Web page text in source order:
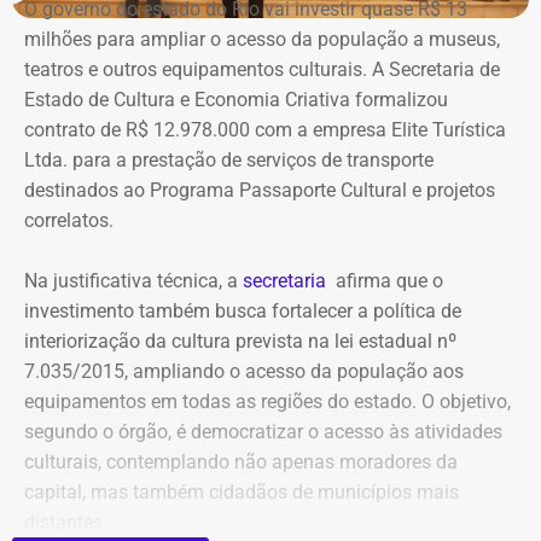
meios de recuperação, contas publicitárias e dados de
pagamento. Com isso, a Meta também seria obrigada a
elaborar uma tabela comparativa, indicando se os perfis
compartilham telefones, dispositivos, endereços de IP,
administradores, contas de anúncios, meios de
pagamento ou gerenciadores de negócios.
impulsionamentos e cita morte de
criança como exemplo de fake news
As 31 publicações relacionadas pela prefeitura tratam de
assuntos diversos. A lista inclui manchetes sobre prisões
na Assembleia Legislativa, supostos acordos políticos,
sucessão municipal, alterações no Fundo Municipal do
O governo do estado do Rio vai investir quase R$ 13
milhões para ampliar o acesso da população a museus,
teatros e outros equipamentos culturais. A Secretaria de
Estado de Cultura e Economia Criativa formalizou
contrato de R$ 12.978.000 com a empresa Elite Turística
Ltda. para a prestação de serviços de transporte
destinados ao Programa Passaporte Cultural e projetos
correlatos.
Na justificativa técnica, a secretaria afirma que o
investimento também busca fortalecer a política de
interiorização da cultura prevista na lei estadual nº
7.035/2015, ampliando o acesso da população aos
equipamentos em todas as regiões do estado. O objetivo,
segundo o órgão, é democratizar o acesso às atividades
culturais, contemplando não apenas moradores da
capital, mas também cidadãos de municípios mais